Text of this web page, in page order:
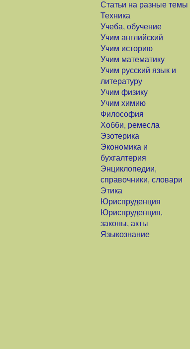
Статьи на разные темы
Техника
Учеба, обучение
Учим английский
Учим историю
Учим математику
Учим русский язык и
литературу
Учим физику
Учим химию
Философия
Хобби, ремесла
Эзотерика
Экономика и
бухгалтерия
Энциклопедии,
справочники, словари
Этика
Юриспруденция
Юриспруденция,
законы, акты
Языкознание